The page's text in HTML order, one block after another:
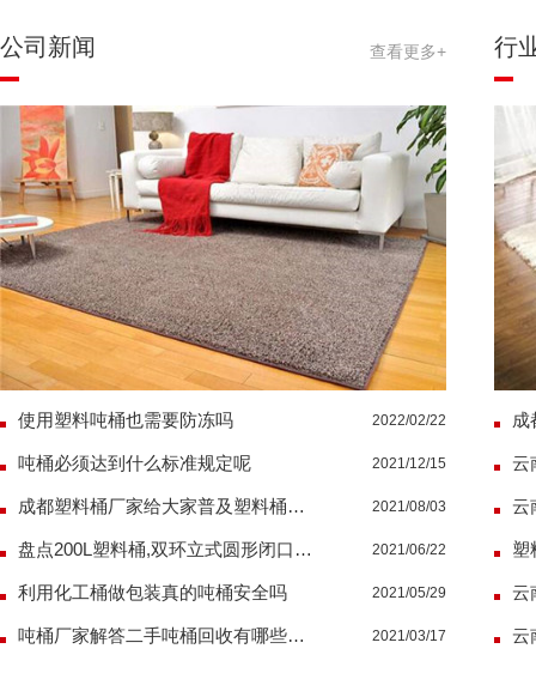
公司新闻 查看更多+
使用塑料吨桶也需要防冻吗 2022/02/22
吨桶必须达到什么标准规定呢 2021/12/15
成都塑料桶厂家给大家普及塑料桶如何去除水垢 2021/08/03
盘点200L塑料桶,双环立式圆形闭口塑料容器产品介绍 2021/06/22
利用化工桶做包装真的吨桶安全吗 2021/05/29
吨桶厂家解答二手吨桶回收有哪些价值 2021/03/17
行